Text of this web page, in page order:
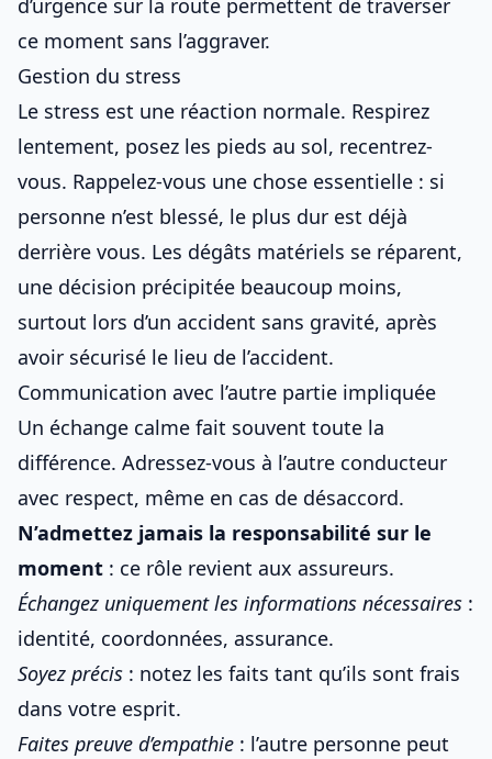
d’urgence sur la route permettent de traverser
ce moment sans l’aggraver.
Gestion du stress
Le stress est une réaction normale. Respirez
lentement, posez les pieds au sol, recentrez-
vous. Rappelez-vous une chose essentielle : si
personne n’est blessé, le plus dur est déjà
derrière vous. Les dégâts matériels se réparent,
une décision précipitée beaucoup moins,
surtout lors d’un accident sans gravité, après
avoir sécurisé le lieu de l’accident.
Communication avec l’autre partie impliquée
Un échange calme fait souvent toute la
différence. Adressez-vous à l’autre conducteur
avec respect, même en cas de désaccord.
N’admettez jamais la responsabilité sur le
moment : ce rôle revient aux assureurs.
Échangez uniquement les informations nécessaires :
identité, coordonnées, assurance.
Soyez précis : notez les faits tant qu’ils sont frais
dans votre esprit.
Faites preuve d’empathie : l’autre personne peut